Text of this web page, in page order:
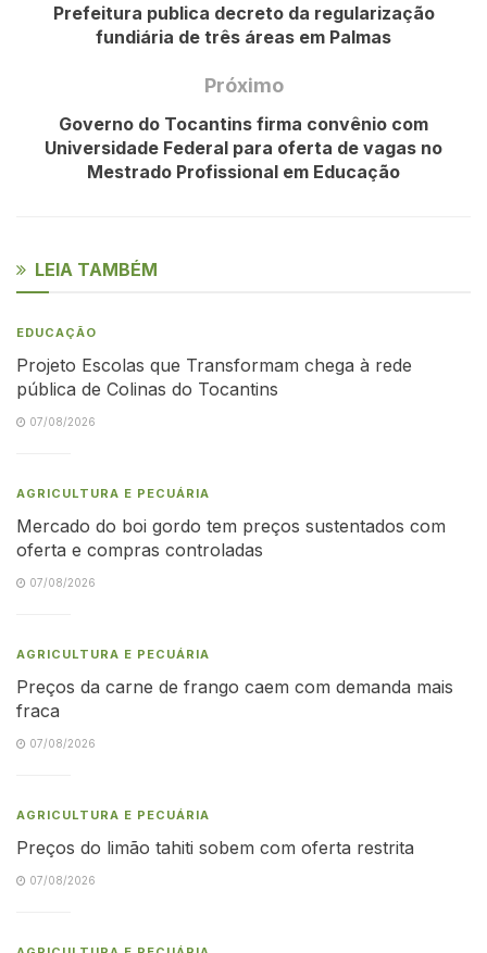
Prefeitura publica decreto da regularização
fundiária de três áreas em Palmas
Próximo
Governo do Tocantins firma convênio com
Universidade Federal para oferta de vagas no
Mestrado Profissional em Educação
LEIA TAMBÉM
EDUCAÇÃO
Projeto Escolas que Transformam chega à rede
pública de Colinas do Tocantins
07/08/2026
AGRICULTURA E PECUÁRIA
Mercado do boi gordo tem preços sustentados com
oferta e compras controladas
07/08/2026
AGRICULTURA E PECUÁRIA
Preços da carne de frango caem com demanda mais
fraca
07/08/2026
AGRICULTURA E PECUÁRIA
Preços do limão tahiti sobem com oferta restrita
07/08/2026